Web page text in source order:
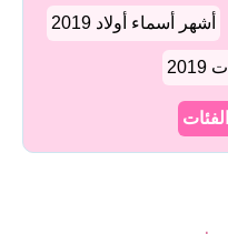
أشهر أسماء أولاد 2019